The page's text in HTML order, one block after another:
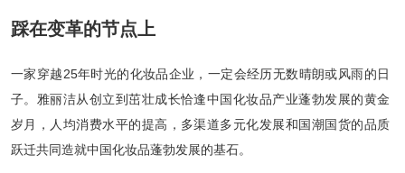
踩在变革的节点上
一家穿越25年时光的化妆品企业，一定会经历无数晴朗或风雨的日
子。雅丽洁从创立到茁壮成长恰逢中国化妆品产业蓬勃发展的黄金
岁月，人均消费水平的提高，多渠道多元化发展和国潮国货的品质
跃迁共同造就中国化妆品蓬勃发展的基石。